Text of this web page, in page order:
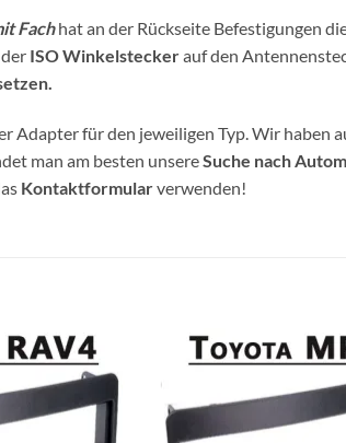
Fachhat an der Rückseite Befestigungen
ISO Winkelsteckerauf den
Adapter für den jeweiligen Typ. Wir haben
man am besten unsereSuche nach
Kontaktformularverwenden!